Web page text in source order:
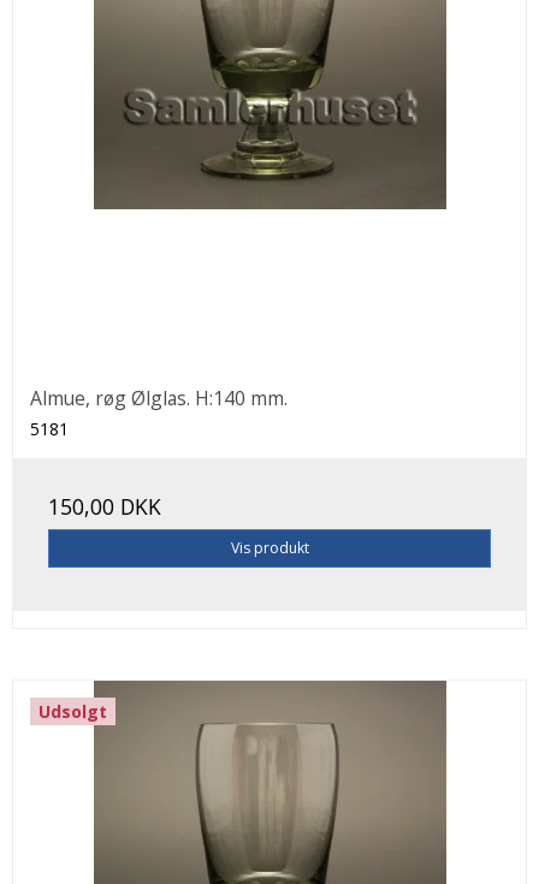
Almue, røg Ølglas. H:140 mm.
5181
150,00 DKK
Vis produkt
Udsolgt